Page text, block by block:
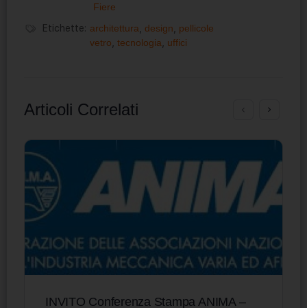
Fiere
Etichette: architettura design
pellicole
vetro tecnologia uffici
Articoli Correlati
INVITO Conferenza Stampa ANIMA –